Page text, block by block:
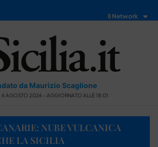
Il Network
da Maurizio Scaglione
6 AGOSTO 2026 - AGGIORNATO ALLE 18:01
NUBE VULCANICA
LA SICILIA